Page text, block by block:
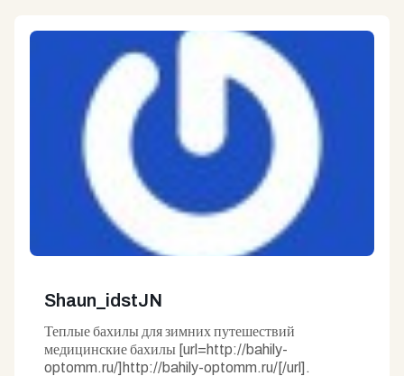
Shaun_idstJN
Теплые бахилы для зимних путешествий
медицинские бахилы [url=http://bahily-
optomm.ru/]http://bahily-optomm.ru/[/url].